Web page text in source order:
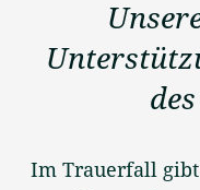
Im Trauerfall gibt